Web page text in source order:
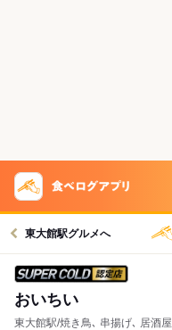
東大館駅グルメへ
おいちい
東大館駅/焼き鳥､ 串揚げ､ 居酒屋